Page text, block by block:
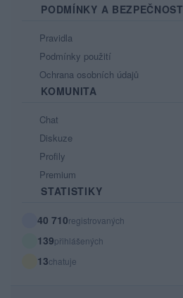
PODMÍNKY A BEZPEČNOST
Pravidla
Podmínky použití
Ochrana osobních údajů
KOMUNITA
Chat
Diskuze
Profily
Premium
STATISTIKY
40 710registrovaných
139přihlášených
13chatuje